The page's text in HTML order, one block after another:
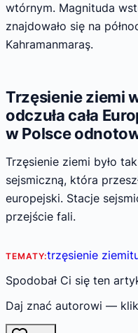
wtórnym. Magnituda
znajdowało się na
Kahramanmaraş.
Trzęsienie ziemi
odczuła cała
w Polsce
Trzęsienie ziemi było
sejsmiczną, która
europejski. Stacje
przejście fali.
TEMATY:trzęsienie ziemi
Spodobał Ci się ten
Daj znać autorowi —